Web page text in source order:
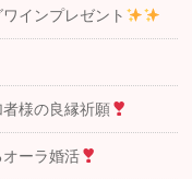
インプレゼント
様の良縁祈願
ーラ婚活